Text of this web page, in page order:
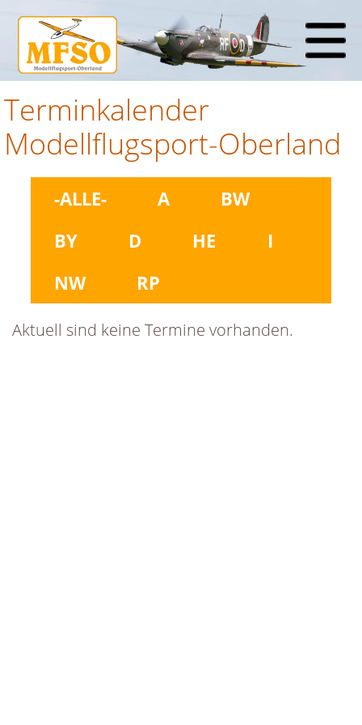
Terminkalender
Modellflugsport-Oberland
-ALLE- A
BW
BY
D HE
I
NW
RP
Aktuell sind keine Termine vorhanden.